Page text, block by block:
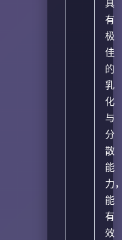
有
极
佳
的
乳
化
与
分
散
能
力
能
有
效